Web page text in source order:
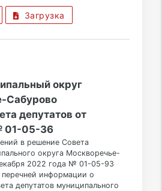
Загрузка
округ
Сабурово
депутатов от
01-05-36
в решение Совета
округа Москворечье-
2022 года № 01-05-93
информации о
депутатов муниципального